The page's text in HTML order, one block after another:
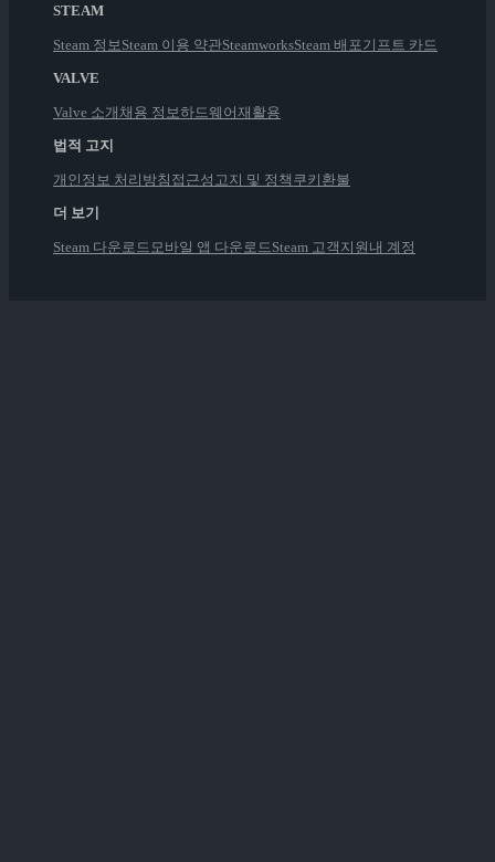
STEAM
Steam 정보Steam 이용 약관SteamworksSteam 배포기프트 카드
VALVE
Valve 소개채용 정보하드웨어재활용
법적 고지
개인정보 처리방침 접근성 고지 및 정책 쿠키 환불
더 보기
Steam 다운로드모바일 앱 다운로드Steam 고객지원 내 계정